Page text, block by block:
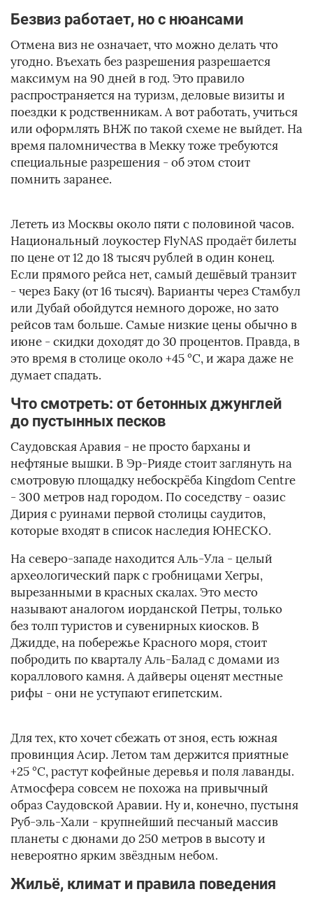
Безвиз работает, но с нюансами
Отмена виз не означает, что можно делать что
угодно. Въехать без разрешения разрешается
максимум на 90 дней в год. Это правило
распространяется на туризм, деловые визиты и
поездки к родственникам. А вот работать, учиться
или оформлять ВНЖ по такой схеме не выйдет. На
время паломничества в Мекку тоже требуются
специальные разрешения - об этом стоит
помнить заранее.
Лететь из Москвы около пяти с половиной часов.
Национальный лоукостер FlyNAS продаёт билеты
по цене от 12 до 18 тысяч рублей в один конец.
Если прямого рейса нет, самый дешёвый транзит
- через Баку (от 16 тысяч). Варианты через Стамбул
или Дубай обойдутся немного дороже, но зато
рейсов там больше. Самые низкие цены обычно в
июне - скидки доходят до 30 процентов. Правда, в
это время в столице около +45 °C, и жара даже не
думает спадать.
Что смотреть: от бетонных джунглей
до пустынных песков
Саудовская Аравия - не просто барханы и
нефтяные вышки. В Эр-Рияде стоит заглянуть на
смотровую площадку небоскрёба Kingdom Centre
- 300 метров над городом. По соседству - оазис
Дирия с руинами первой столицы саудитов,
которые входят в список наследия ЮНЕСКО.
На северо-западе находится Аль-Ула - целый
археологический парк с гробницами Хегры,
вырезанными в красных скалах. Это место
называют аналогом иорданской Петры, только
без толп туристов и сувенирных киосков. В
Джидде, на побережье Красного моря, стоит
побродить по кварталу Аль-Балад с домами из
кораллового камня. А дайверы оценят местные
рифы - они не уступают египетским.
Для тех, кто хочет сбежать от зноя, есть южная
провинция Асир. Летом там держится приятные
+25 °C, растут кофейные деревья и поля лаванды.
Атмосфера совсем не похожа на привычный
образ Саудовской Аравии. Ну и, конечно, пустыня
Руб-эль-Хали - крупнейший песчаный массив
планеты с дюнами до 250 метров в высоту и
невероятно ярким звёздным небом.
Жильё, климат и правила поведения